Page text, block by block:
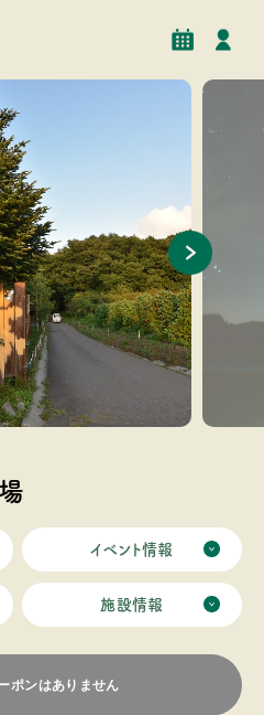
施設情報
イベント情報
施設情報
ポンはありません